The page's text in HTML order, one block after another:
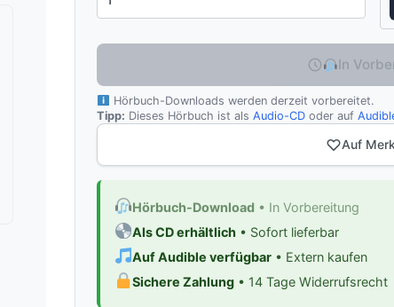
In
Hörbuch-Downloads werden derzeit vorbereitet.
Tipp: Dieses Hörbuch ist als Audio-CD oder auf
Auf
Hörbuch-Download • In Vorbereitung
Als CD erhältlich • Sofort lieferbar
Auf Audible verfügbar • Extern kaufen
Sichere Zahlung • 14 Tage Widerrufsrecht